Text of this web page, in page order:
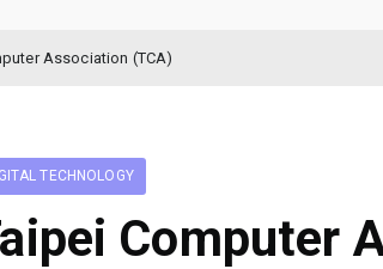
Association (TCA)
TECHNOLOGY
Computer